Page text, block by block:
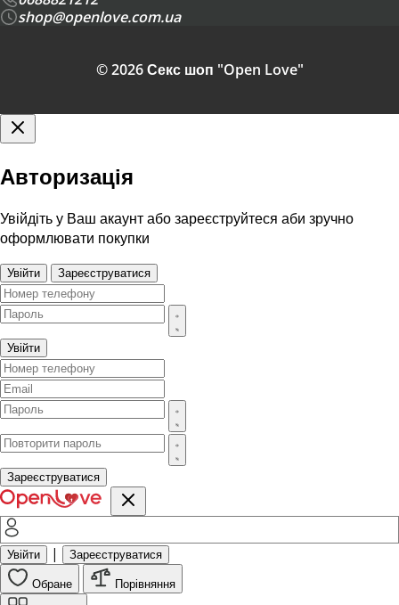
shop@openlove.com.ua
© 2026 Секс шоп "Open Love"
Авторизація
Увійдіть у Ваш акаунт або зареєструйтеся аби зручно
оформлювати покупки
Увійти Зареєструватися
Увійти
Зареєструватися
Увійти | Зареєструватися
Обране Порівняння